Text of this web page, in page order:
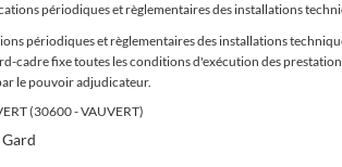
périodiques et règlementaires des installations
cadre fixe toutes les conditions d'exécution des
le pouvoir adjudicateur.
(30600 - VAUVERT)